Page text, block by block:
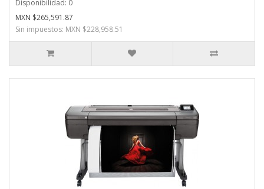
Disponibilidad: 0
MXN $265,591.87
Sin impuestos: MXN $228,958.51